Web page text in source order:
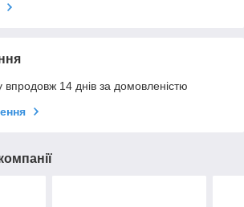
14 днів за домовленістю